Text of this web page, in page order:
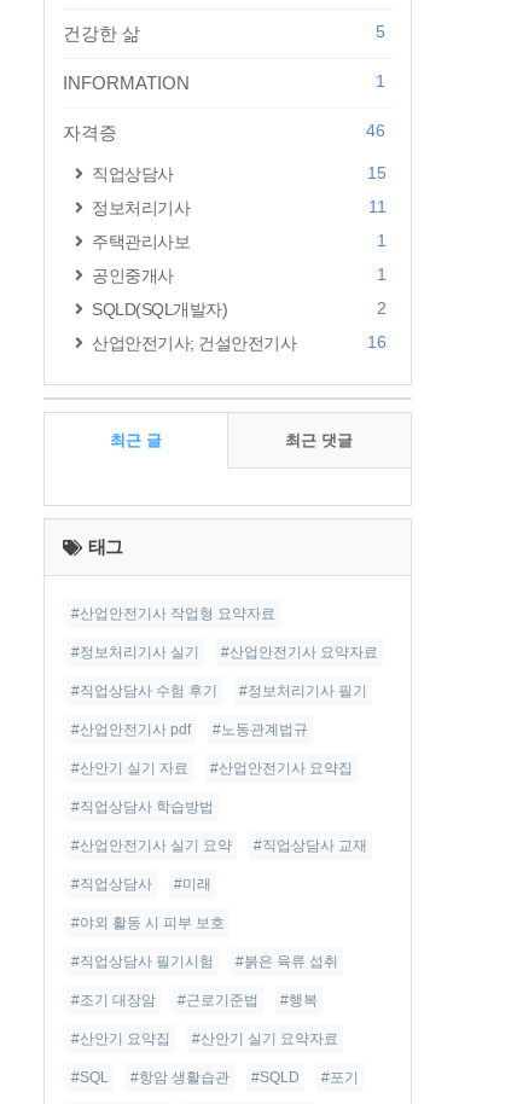
건강한 삶 5
INFORMATION 1
자격증 46
직업상담사
15
정보처리기사
11
주택관리사보
1
공인중개사
1
SQLD(SQL개발자)
2
산업안전기사; 건설안전기사
16
최근 글 최근 댓글
최
근
글
태그
#산업안전기사 작업형 요약자료
#정보처리기사 실기 #산업안전기사 요약자료
#직업상담사 수험 후기 #정보처리기사 필기
#산업안전기사 pdf #노동관계법규
#산안기 실기 자료 #산업안전기사 요약집
#직업상담사 학습방법
#산업안전기사 실기 요약 #직업상담사 교재
#직업상담사 #미래
#야외 활동 시 피부 보호
#직업상담사 필기시험 #붉은 육류 섭취
#조기 대장암 #근로기준법 #행복
#산안기 요약집 #산안기 실기 요약자료
#SQL #항암 생활습관 #SQLD #포기